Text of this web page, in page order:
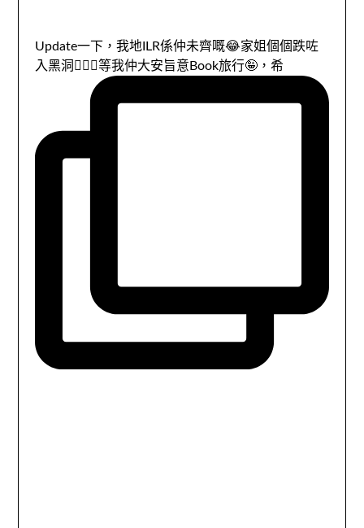
Update一下，我地ILR係仲未齊嘅😂家姐個個跌咗
入黑洞🤷🏻‍♀️等我仲大安旨意Book旅行🤪，希